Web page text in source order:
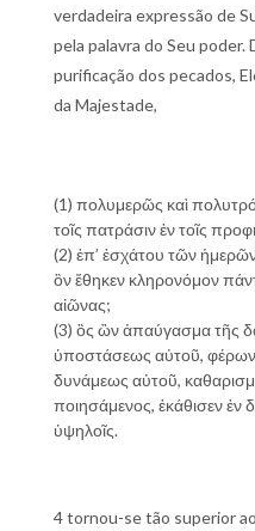
verdadeira expressão de
pela palavra do Seu poder.
purificação dos pecados,
da Majestade,
(1) πολυμερῶς καὶ
τοῖς πατράσιν ἐν τοῖς
(2) ἐπ’ ἐσχάτου τῶν
ὃν ἔθηκεν κληρονόμον
αἰῶνας;
(3) ὃς ὢν ἀπαύγασμα τῆς
ὑποστάσεως αὐτοῦ, φέρων
δυνάμεως αὐτοῦ,
ποιησάμενος, ἐκάθισεν ἐν
ὑψηλοῖς.
4 tornou-se tão superior